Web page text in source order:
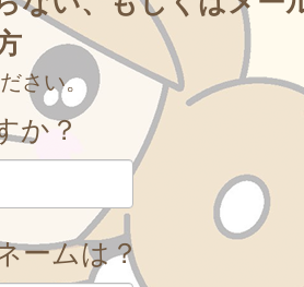
さい。
か？
ームは？